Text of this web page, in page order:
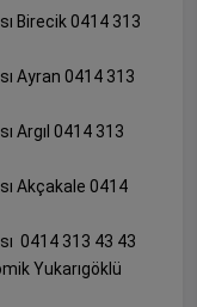
Birecik 0414 313
Ayran 0414 313
Argıl 0414 313
Akçakale 0414
0414 313 43 43
Yukarıgöklü